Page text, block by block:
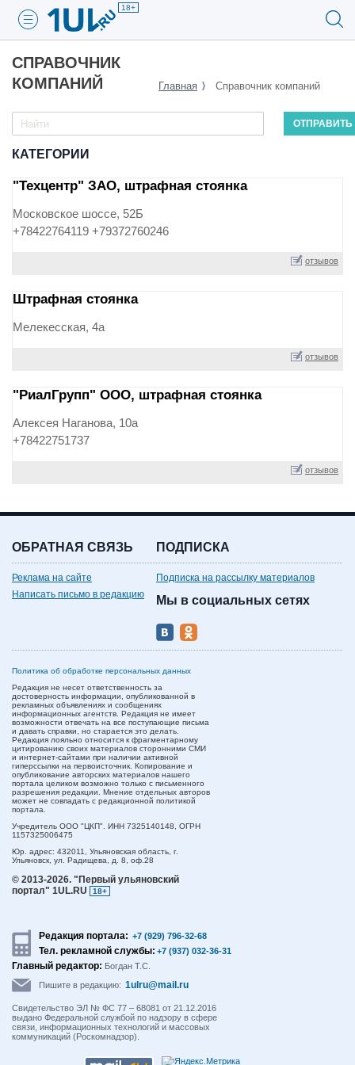
18+
СПРАВОЧНИК
КОМПАНИЙ
Главная Справочник компаний
КАТЕГОРИИ
"Техцентр" ЗАО, штрафная стоянка
Московское шоссе, 52Б
+78422764119 +79372760246
отзывов
Штрафная стоянка
Мелекесская, 4а
отзывов
"РиалГрупп" ООО, штрафная стоянка
Алексея Наганова, 10а
+78422751737
отзывов
ОБРАТНАЯ СВЯЗЬ
Реклама на сайте
Написать письмо в редакцию
ПОДПИСКА
Подписка на рассылку материалов
Мы в социальных сетях
Политика об обработке персональных данных
Редакция не несет ответственность за
достоверность информации, опубликованной в
рекламных объявлениях и сообщениях
информационных агентств. Редакция не имеет
возможности отвечать на все поступающие письма
и давать справки, но старается это делать.
Редакция лояльно относится к фрагментарному
цитированию своих материалов сторонними СМИ
и интернет-сайтами при наличии активной
гиперссылки на первоисточник. Копирование и
опубликование авторских материалов нашего
портала целиком возможно только с письменного
разрешения редакции. Мнение отдельных авторов
может не совпадать с редакционной политикой
портала.
Учредитель ООО "ЦКП". ИНН 7325140148, ОГРН
1157325006475
Юр. адрес: 432011, Ульяновская область, г.
Ульяновск, ул. Радищева, д. 8, оф.28
© 2013-2026. "Первый ульяновский
портал" 1UL.RU
18+
Редакция портала: +7 (929) 796-32-68
Тел. рекламной службы: +7 (937) 032-36-31
Главный редактор: Богдан Т.С.
Пишите в редакцию: 1ulru@mail.ru
Свидетельство ЭЛ № ФС 77 – 68081 от 21.12.2016
выдано Федеральной службой по надзору в сфере
связи, информационных технологий и массовых
коммуникаций (Роскомнадзор).